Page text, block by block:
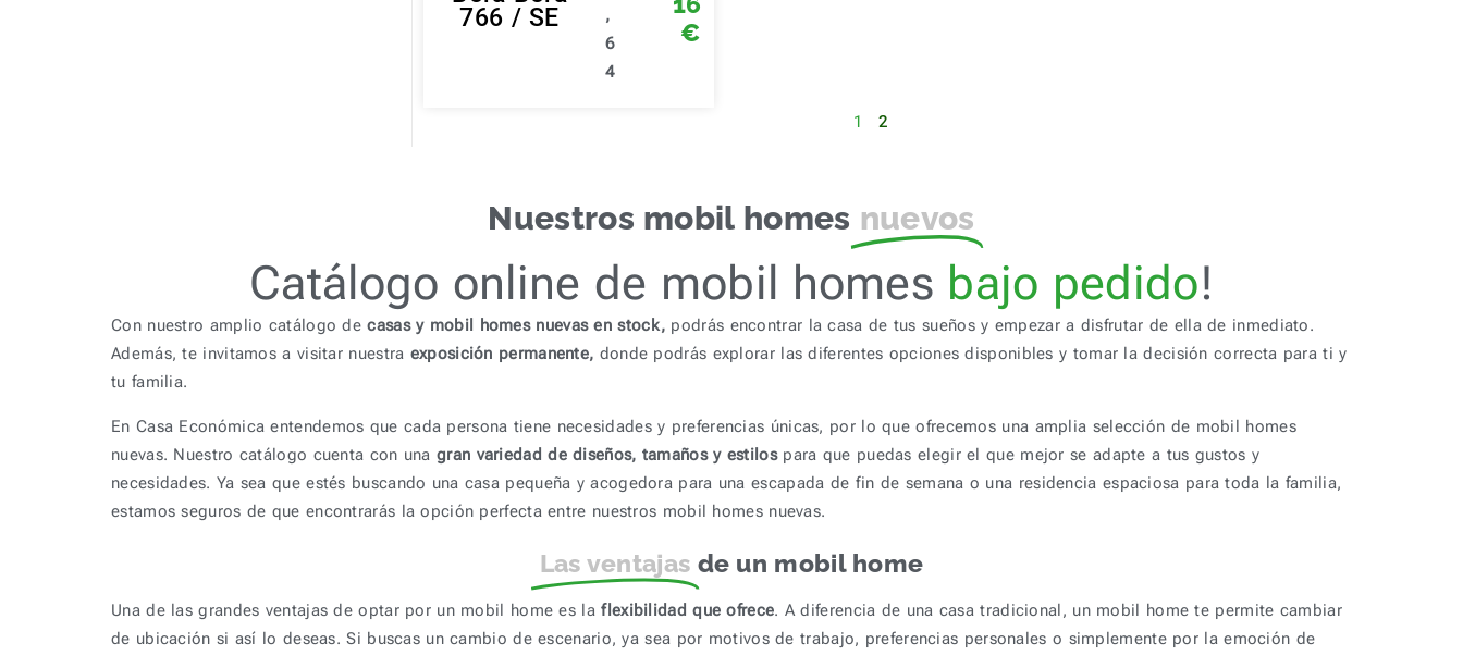
766 / SE
,
6
4
€
1 2
Nuestros mobil homes nuevos
Catálogo online de mobil homesnuevas!
Con nuestro amplio catálogo decasas y mobil homes nuevas en stock, podrás encontrar la casa de tus sueños y empezar a disfrutar de ella de inmediato.
Además, te invitamos a visitar nuestra exposición permanente, donde podrás explorar las diferentes opciones disponibles y tomar la decisión correcta para ti y
tu familia.
En Casa Económica entendemos que cada persona tiene necesidades y preferencias únicas, por lo que ofrecemos una amplia selección de mobil homes
nuevas. Nuestro catálogo cuenta con una gran variedad de diseños, tamaños y estilospara que puedas elegir el que mejor se adapte a tus gustos y
necesidades. Ya sea que estés buscando una casa pequeña y acogedora para una escapada de fin de semana o una residencia espaciosa para toda la familia,
estamos seguros de que encontrarás la opción perfecta entre nuestros mobil homes nuevas.
Las ventajas de un mobil home
Una de las grandes ventajas de optar por un mobil home es laflexibilidad que ofrece. A diferencia de una casa tradicional, un mobil home te permite cambiar
de ubicación si así lo deseas. Si buscas un cambio de escenario, ya sea por motivos de trabajo, preferencias personales o simplemente por la emoción de